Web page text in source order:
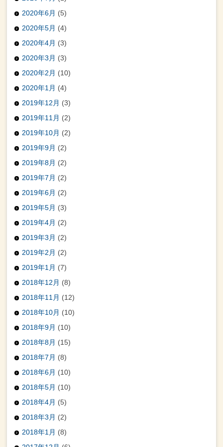
2020年6月 (5)
2020年5月 (4)
2020年4月 (3)
2020年3月 (3)
2020年2月 (10)
2020年1月 (4)
2019年12月 (3)
2019年11月 (2)
2019年10月 (2)
2019年9月 (2)
2019年8月 (2)
2019年7月 (2)
2019年6月 (2)
2019年5月 (3)
2019年4月 (2)
2019年3月 (2)
2019年2月 (2)
2019年1月 (7)
2018年12月 (8)
2018年11月 (12)
2018年10月 (10)
2018年9月 (10)
2018年8月 (15)
2018年7月 (8)
2018年6月 (10)
2018年5月 (10)
2018年4月 (5)
2018年3月 (2)
2018年1月 (8)